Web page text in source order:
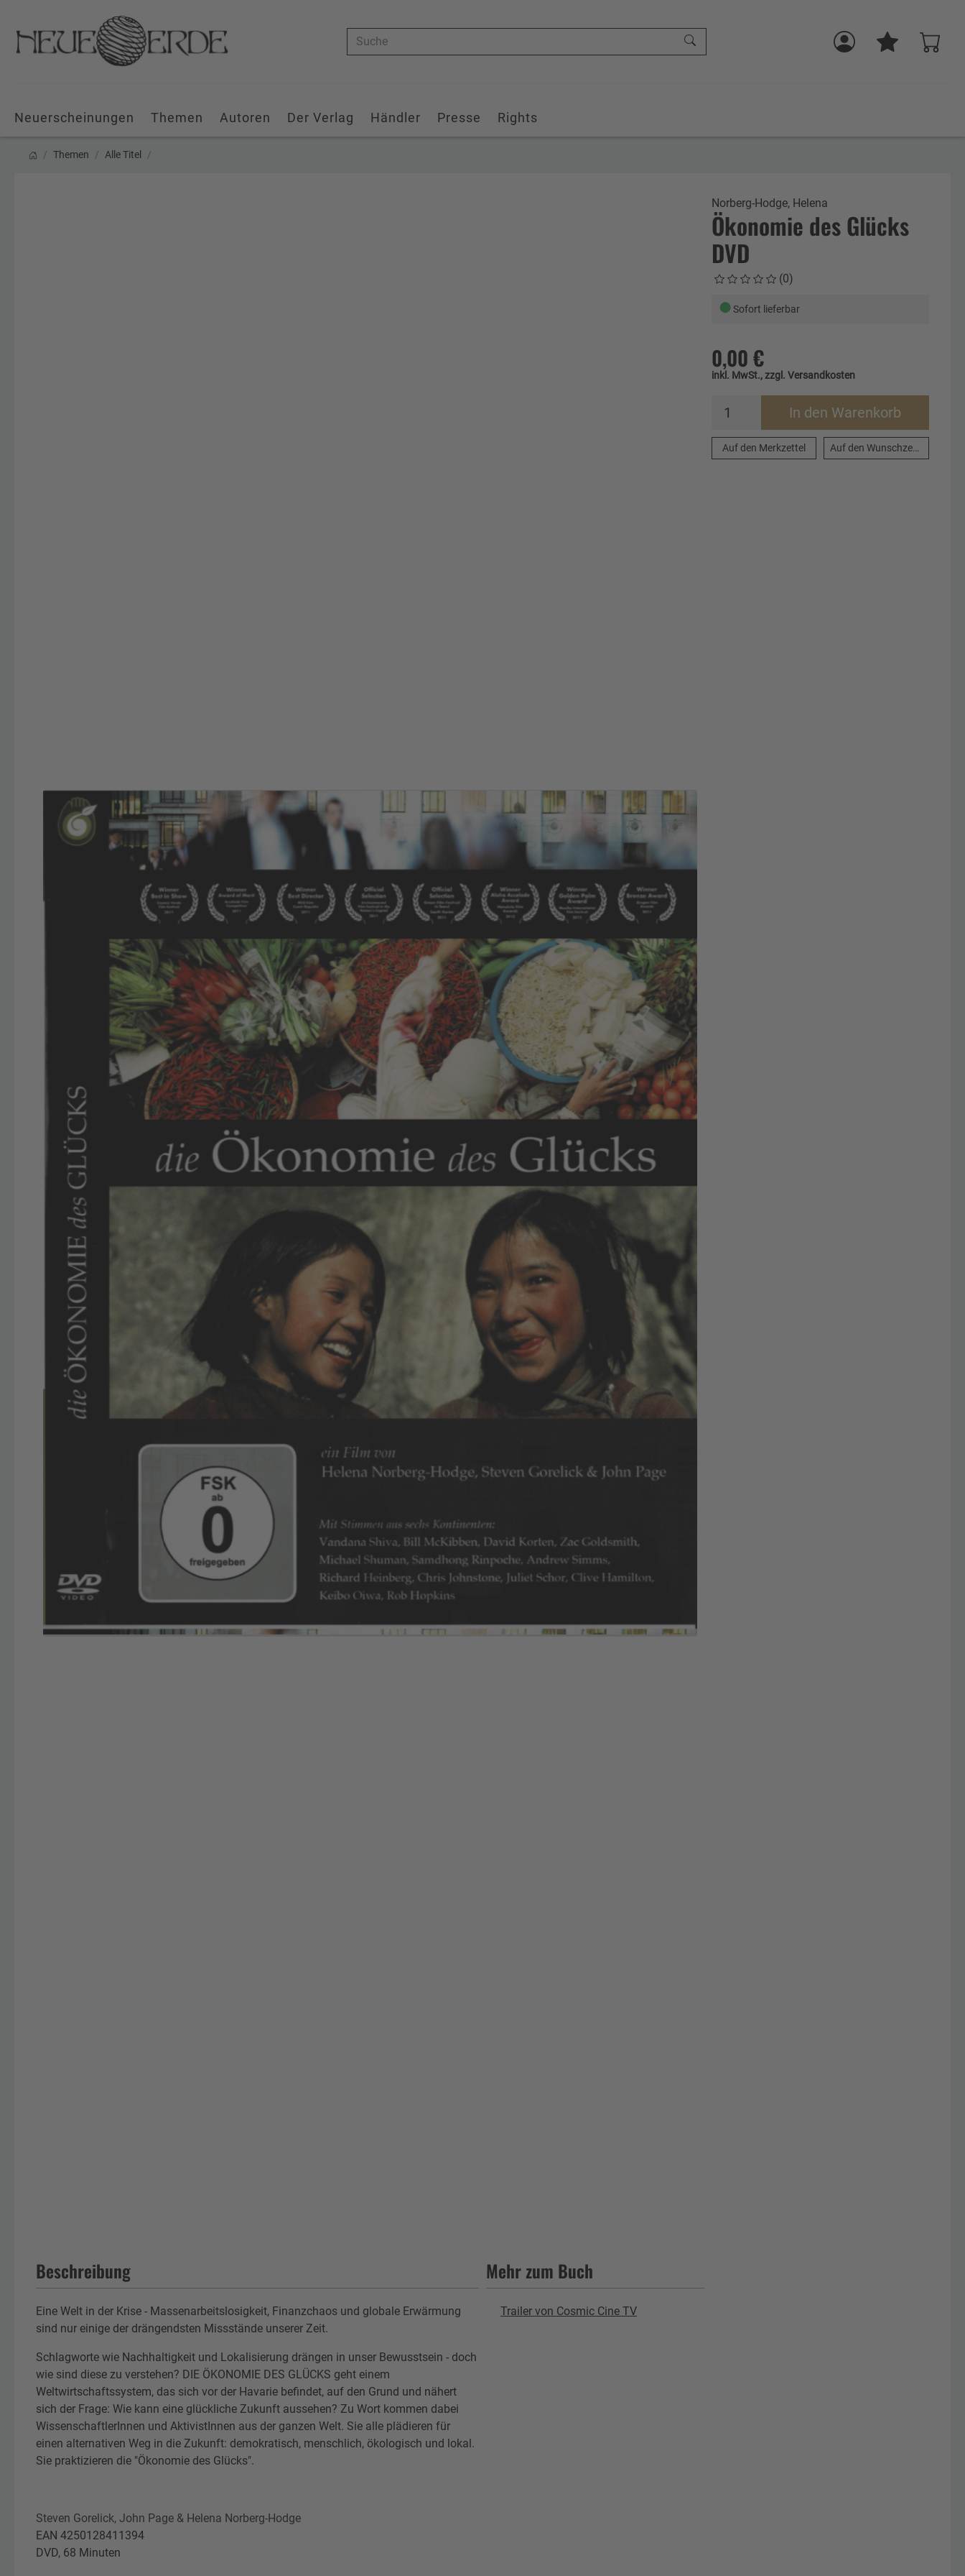
Suche
Neuerscheinungen Themen Autoren Der Verlag Händler Presse Rights
Themen Alle Titel
Norberg-Hodge, Helena
Ökonomie des Glücks
DVD
(0)
●Sofort lieferbar
0,00 €
inkl. MwSt., zzgl. Versandkosten
In den Warenkorb
Auf den Merkzettel Auf den Wunschzettel
Beschreibung
Eine Welt in der Krise - Massenarbeitslosigkeit, Finanzchaos und globale Erwärmung
sind nur einige der drängendsten Missstände unserer Zeit.
Schlagworte wie Nachhaltigkeit und Lokalisierung drängen in unser Bewusstsein - doch
wie sind diese zu verstehen? DIE ÖKONOMIE DES GLÜCKS geht einem
Weltwirtschaftssystem, das sich vor der Havarie befindet, auf den Grund und nähert
sich der Frage: Wie kann eine glückliche Zukunft aussehen? Zu Wort kommen dabei
WissenschaftlerInnen und AktivistInnen aus der ganzen Welt. Sie alle plädieren für
einen alternativen Weg in die Zukunft: demokratisch, menschlich, ökologisch und lokal.
Sie praktizieren die "Ökonomie des Glücks".
Steven Gorelick, John Page & Helena Norberg-Hodge
EAN 4250128411394
DVD, 68 Minuten
Mehr zum Buch
Trailer von Cosmic Cine TV